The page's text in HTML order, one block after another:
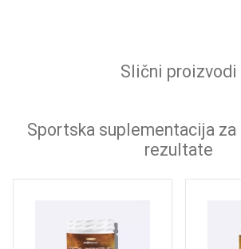
Slični proizvodi
Sportska suplementacija za
rezultate